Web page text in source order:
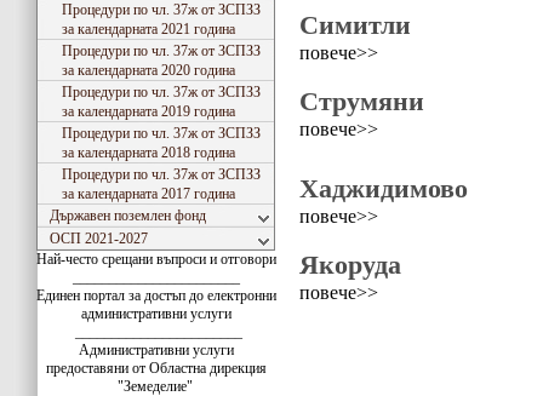
Процедури по чл. 37ж от ЗСПЗЗ
за календарната 2021 година
Процедури по чл. 37ж от ЗСПЗЗ
за календарната 2020 година
Процедури по чл. 37ж от ЗСПЗЗ
за календарната 2019 година
Процедури по чл. 37ж от ЗСПЗЗ
за календарната 2018 година
Процедури по чл. 37ж от ЗСПЗЗ
за календарната 2017 година
Държавен поземлен фонд
ОСП 2021-2027
Най-често срещани въпроси и отговори
Единен портал за достъп до електронни
административни услуги
Административни услуги
предоставяни от Областна дирекция
"Земеделие"
Симитли
повече>>
Струмяни
повече>>
Хаджидимово
повече>>
Якоруда
повече>>